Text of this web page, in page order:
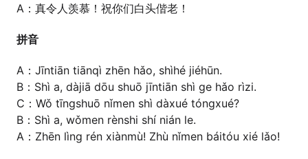
A：真令人羡慕！祝你们白头偕老！
拼音
A：Jīntiān tiānqì zhēn hǎo, shìhé jiéhūn.
B：Shì a, dàjiā dōu shuō jīntiān shì ge hǎo rìzi.
C：Wǒ tīngshuō nǐmen shì dàxué tóngxué?
B：Shì a, wǒmen rènshi shí nián le.
A：Zhēn lìng rén xiànmù! Zhù nǐmen báitóu xié lǎo!